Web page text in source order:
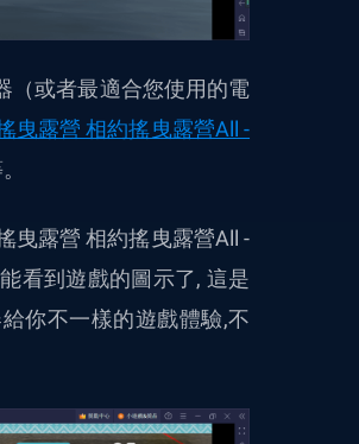
（或者最適合您使用的電
曳露營 相約搖曳露營All -
。
曳露營 相約搖曳露營All -
看到遊戲的圖示了, 這是
給你不一樣的遊戲體驗,不